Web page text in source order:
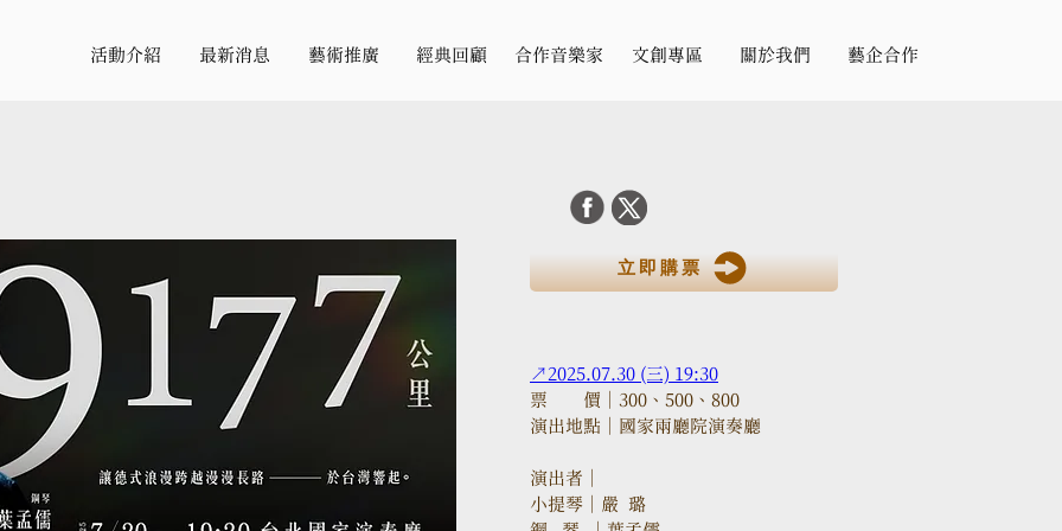
活動介紹 最新消息 藝術推廣 經典回顧 合作音樂家 文創專區 關於我們 藝企合作
立即購票
↗2025.07.30 (三) 19:30
票　　價｜300、500、800
演出地點｜國家兩廳院演奏廳
演出者｜
小提琴｜嚴  璐